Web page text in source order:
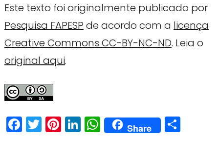
Este texto foi originalmente publicado por
Pesquisa FAPESP de acordo com a licença
Creative Commons CC-BY-NC-ND. Leia o
original aqui.
Facebook
Twitter
Pinterest
LinkedIn
WhatsApp
Share